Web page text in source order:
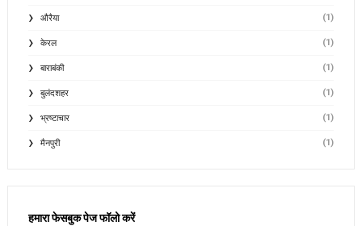
औरैया (1)
केरल (1)
बाराबंकी (1)
बुलंदशहर (1)
भ्रष्टाचार (1)
मैनपुरी (1)
हमारा फेसबुक पेज फॉलो करें